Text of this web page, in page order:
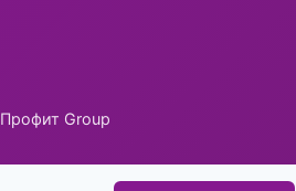
Group